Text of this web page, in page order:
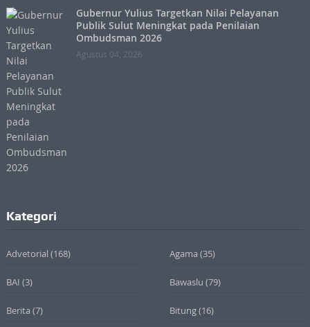
Gubernur Yulius Targetkan Nilai Pelayanan
Publik Sulut Meningkat pada Penilaian
Ombudsman 2026
Agustus 04, 2026
Kategori
Advetorial (168) Agama (35)
BAI (3) Bawaslu (79)
Berita (7) Bitung(16)